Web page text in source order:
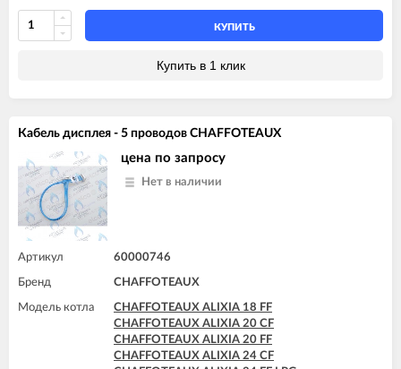
CHAFFOTEAUX ALIXIA ULTRA 24 CF
CHAFFOTEAUX ALIXIA ULTRA 24 FF
CHAFFOTEAUX INOA ULTRA 24 FF
CHAFFOTEAUX PIGMA ULTRA 25 FF
CHAFFOTEAUX PIGMA ULTRA SYSTEM 25 CF
CHAFFOTEAUX PIGMA ULTRA SYSTEM 25 FF
CHAFFOTEAUX PIGMA ULTRA SYSTEM 35 FF
КУПИТЬ
Купить в 1 клик
Кабель дисплея - 5 проводов CHAFFOTEAUX
цена по запросу
Нет в наличии
Артикул 60000746
Бренд CHAFFOTEAUX
Модель котла
CHAFFOTEAUX ALIXIA 18 FF
CHAFFOTEAUX ALIXIA 20 CF
CHAFFOTEAUX ALIXIA 20 FF
CHAFFOTEAUX ALIXIA 24 CF